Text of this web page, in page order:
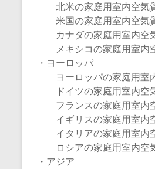
北米の家庭用室内空気
米国の家庭用室内空気
カナダの家庭用室内空
メキシコの家庭用室内
・ヨーロッパ
ヨーロッパの家庭用室内
ドイツの家庭用室内空
フランスの家庭用室内
イギリスの家庭用室内
イタリアの家庭用室内
ロシアの家庭用室内空
・アジア